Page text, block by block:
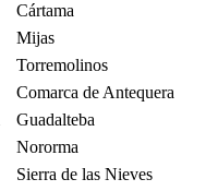
Cártama
Mijas
Torremolinos
Comarca de Antequera
Guadalteba
Nororma
Sierra de las Nieves